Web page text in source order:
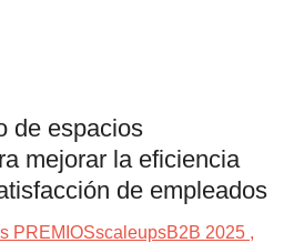
de espacios
mejorar la eficiencia
de empleados
PREMIOSscaleupsB2B 2025 ,